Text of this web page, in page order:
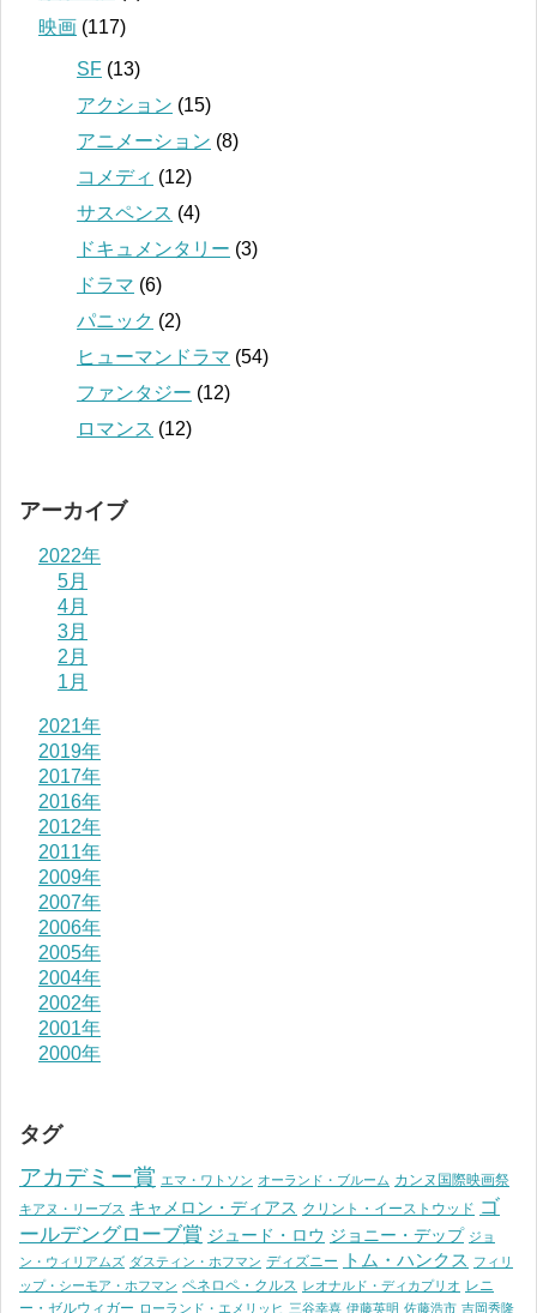
映画 (117)
SF (13)
アクション (15)
アニメーション (8)
コメディ (12)
サスペンス (4)
ドキュメンタリー (3)
ドラマ (6)
パニック (2)
ヒューマンドラマ (54)
ファンタジー (12)
ロマンス (12)
アーカイブ
2022年
5月
4月
3月
2月
1月
2021年
2019年
2017年
2016年
2012年
2011年
2009年
2007年
2006年
2005年
2004年
2002年
2001年
2000年
タグ
アカデミー賞 エマ・ワトソン オーランド・ブルーム カンヌ国際映画祭
キアヌ・リーブス キャメロン・ディアス クリント・イーストウッド ゴ
ールデングローブ賞 ジュード・ロウ ジョニー・デップ ジョ
ン・ウィリアムズ ダスティン・ホフマン ディズニー トム・ハンクス フィリ
ップ・シーモア・ホフマン ペネロペ・クルス レオナルド・ディカプリオ レニ
ー・ゼルウィガー ローランド・エメリッヒ 三谷幸喜 伊藤英明 佐藤浩市 吉岡秀隆